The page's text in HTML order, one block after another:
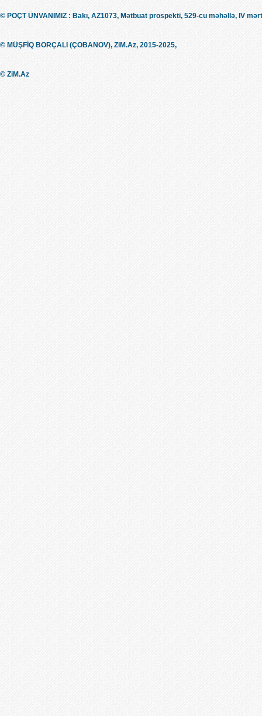
© POÇT ÜNVANIMIZ : Bakı, AZ1073, Mətbuat prospekti, 529-cu məhəllə, IV
© MÜŞFİQ BORÇALI (ÇOBANOV), ZiM.Az, 2015-2025,
© ZiM.Az